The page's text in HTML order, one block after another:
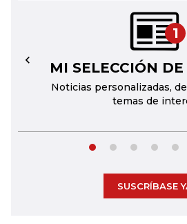
1
MI SELECCIÓN
Noticias personalizadas,
temas de
←
SUSCRÍBASE